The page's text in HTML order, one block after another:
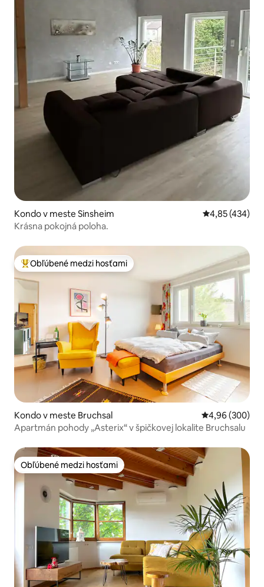
Kondo v meste Sinsheim Priemerné
4,85 (434)
Krásna pokojná poloha.
Najobľúbenejšie medzi hosťami
Obľúbené medzi hosťami
Kondo v meste Bruchsal Priemerné
4,96 (300)
Apartmán pohody „Asterix“ v špičkovej lokalite Bruchsalu
Obľúbené medzi hosťami
Obľúbené medzi hosťami